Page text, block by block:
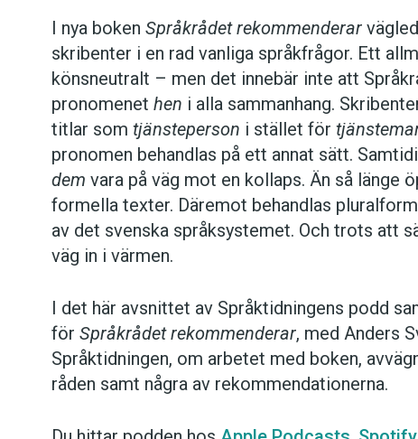
Hantera cookie-inställningar
I nya boken Språkrådet rekommenderar
skribenter i en rad vanliga språkfrågor. Ett
könsneutralt – men det innebär inte att
pronomenet hen i alla sammanhang.
titlar som tjänsteperson i stället för
pronomen behandlas på ett annat sätt.
dem vara på väg mot en kollaps. Än så länge
formella texter. Däremot behandlas
av det svenska språksystemet. Och trots att
väg in i värmen.
I det här avsnittet av Språktidningens podd
för Språkrådet rekommenderar, med Anders
Språktidningen, om arbetet med boken,
råden samt några av rekommendationerna.